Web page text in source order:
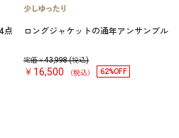
点
ロングジャケットの通年アンサンブル
定価￥43,998(税込)
￥16,500 （税込） 62%OFF